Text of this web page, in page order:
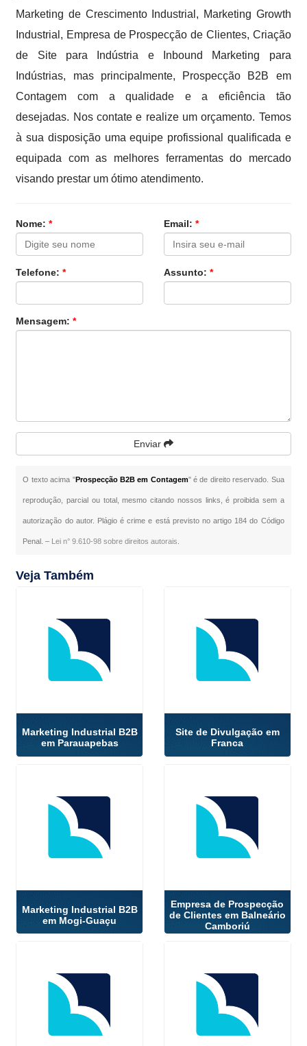
Marketing de Crescimento Industrial, Marketing Growth
Industrial, Empresa de Prospecção de Clientes, Criação
de Site para Indústria e Inbound Marketing para
Indústrias, mas principalmente, Prospecção B2B em
Contagem com a qualidade e a eficiência tão
desejadas. Nos contate e realize um orçamento. Temos
à sua disposição uma equipe profissional qualificada e
equipada com as melhores ferramentas do mercado
visando prestar um ótimo atendimento.
Nome:* Email: *
Telefone:* Assunto: *
Mensagem:*
Enviar
O texto acima "Prospecção B2B em Contagem" é de direito reservado. Sua
reprodução, parcial ou total, mesmo citando nossos links, é proibida sem a
autorização do autor. Plágio é crime e está previsto no artigo 184 do Código
Penal. – Lei n° 9.610-98 sobre direitos autorais
Veja Também
Marketing Industrial B2B
em Parauapebas
Site de Divulgação em
Franca
Marketing Industrial B2B
em Mogi-Guaçu
Empresa de Prospecção
de Clientes em Balneário
Camboriú